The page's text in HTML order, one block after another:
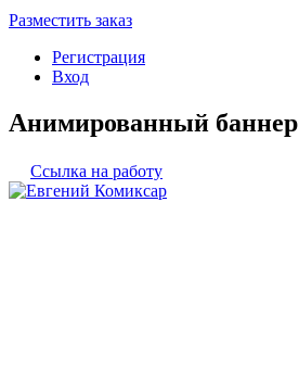
Разместить заказ
Регистрация
Вход
Анимированный баннер
Ссылка на работу